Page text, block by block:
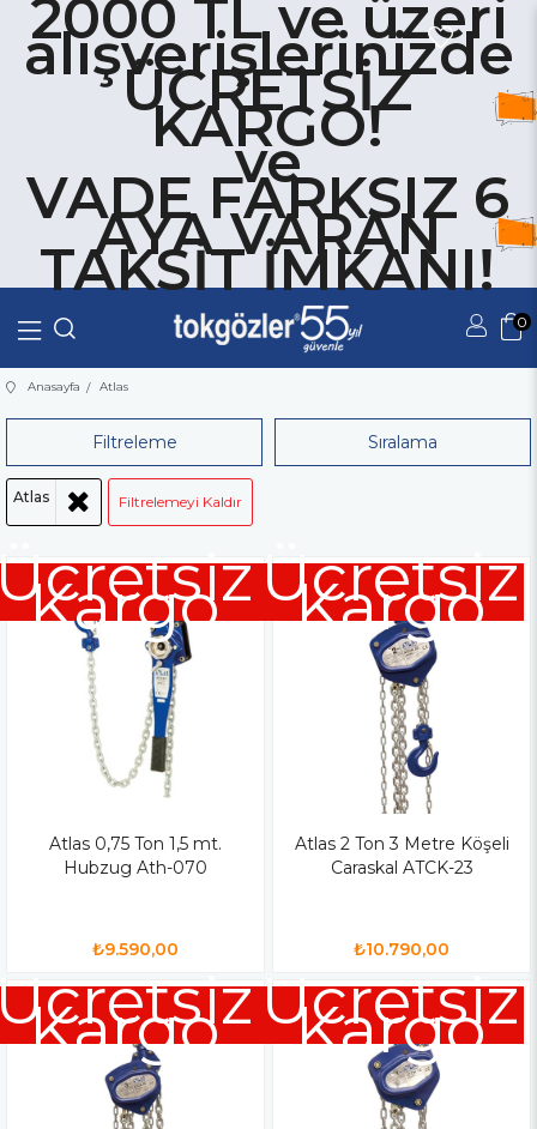
2000 TL ve üzeri
alışverişlerinizde
ÜCRETSİZ
KARGO!
ve
VADE FARKSIZ 6
AYA VARAN
TAKSİT İMKANI!
0
Anasayfa Atlas
Filtreleme Sıralama
Atlas Filtrelemeyi Kaldır
Atlas 0,75 Ton 1,5 mt.
Hubzug Ath-070
₺9.590,00
Kargo
Atlas 2 Ton 3 Metre Köşeli
Caraskal ATCK-23
₺10.790,00
Ücretsiz
Kargo
Kargo Ücretsiz
Kargo